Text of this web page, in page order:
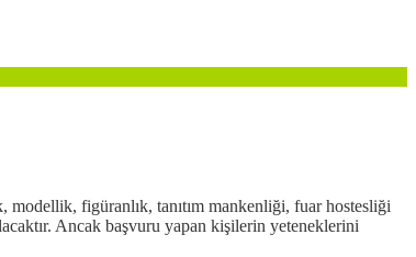
figüranlık, tanıtım mankenliği, fuar hostesliği
Ancak başvuru yapan kişilerin yeteneklerini